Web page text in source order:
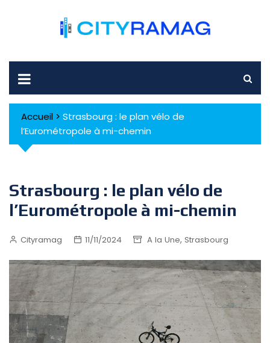
Accueil > Strasbourg : le plan vélo de
l’Eurométropole à mi-chemin
Strasbourg : le plan vélo de
l’Eurométropole à mi-chemin
Cityramag 11/11/2024 A la Une, Strasbourg